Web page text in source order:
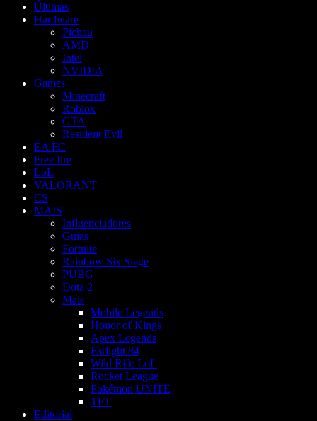
Últimas
Hardware
Pichau
AMD
Intel
NVIDIA
Games
Minecraft
Roblox
GTA
Resident Evil
EA FC
Free fire
LoL
VALORANT
CS
MAIS
Influenciadores
Guias
Fortnite
Rainbow Six Siege
PUBG
Dota 2
Mais
Mobile Legends
Honor of Kings
Apex Legends
Farlight 84
Wild Rift: LoL
Rocket League
Pokémon UNITE
TFT
Editorial